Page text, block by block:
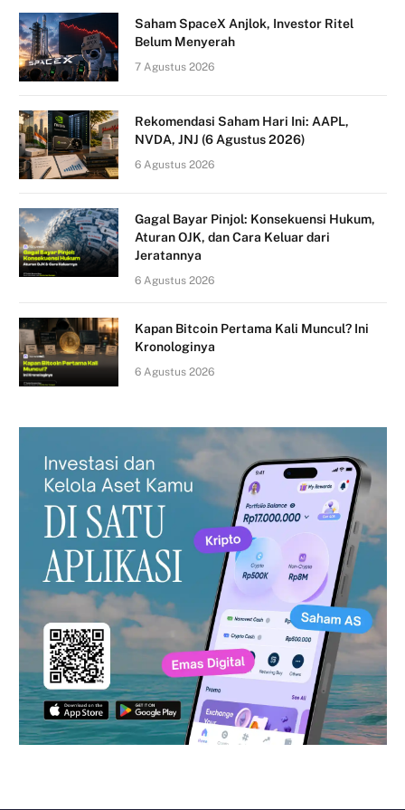
Saham SpaceX Anjlok, Investor Ritel
Belum Menyerah
7 Agustus 2026
Rekomendasi Saham Hari Ini: AAPL,
NVDA, JNJ (6 Agustus 2026)
6 Agustus 2026
Gagal Bayar Pinjol: Konsekuensi Hukum,
Aturan OJK, dan Cara Keluar dari
Jeratannya
6 Agustus 2026
Kapan Bitcoin Pertama Kali Muncul? Ini
Kronologinya
6 Agustus 2026